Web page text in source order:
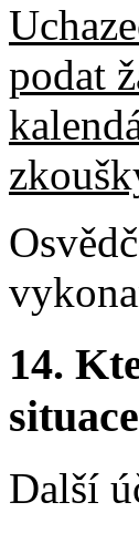
podat
14.
situace
Další